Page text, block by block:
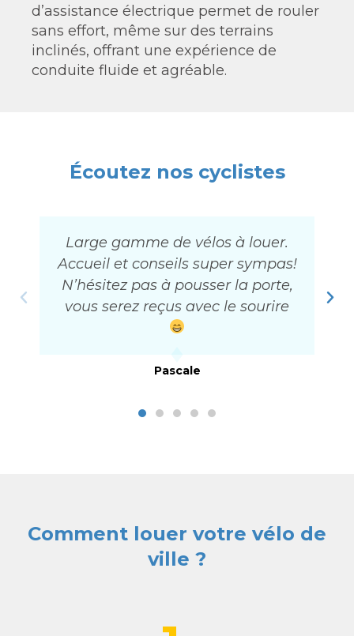
d’assistance électrique permet de rouler
sans effort, même sur des terrains
inclinés, offrant une expérience de
conduite fluide et agréable.
Écoutez nos cyclistes
Large gamme de vélos à louer.
Accueil et conseils super sympas!
N’hésitez pas à pousser la porte,
vous serez reçus avec le sourire
Pascale
Comment louer votre vélo de
ville ?